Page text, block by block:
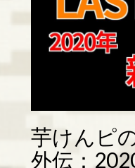
芋けんピ
外伝：